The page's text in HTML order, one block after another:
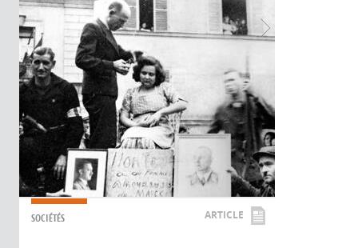
SOCIÉTÉS ARTICLE